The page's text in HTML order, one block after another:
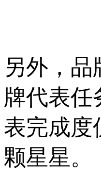
另外，
牌代表任
表完成度
颗星星。